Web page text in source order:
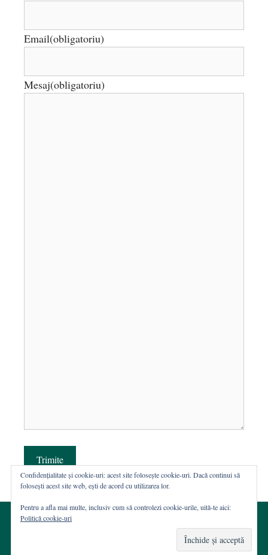
Email(obligatoriu)
Mesaj(obligatoriu)
Trimite
Web hosting şi dezvoltare Wordpress:
Casa de WEB
Confidențialitate și cookie-uri: acest site folosește cookie-uri. Dacă continui să
folosești acest site web, ești de acord cu utilizarea lor.
Pentru a afla mai multe, inclusiv cum să controlezi cookie-urile, uită-te aici:
Politică cookie-uri